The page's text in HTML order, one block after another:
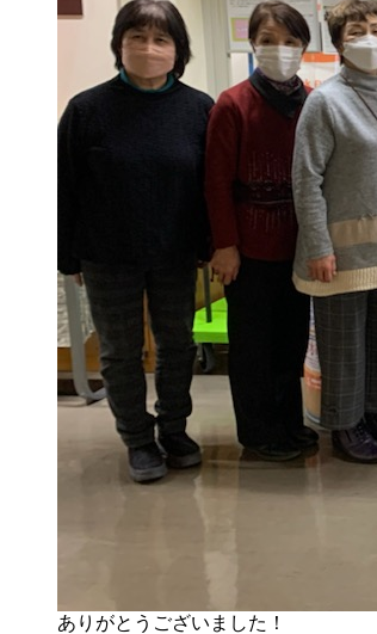
ありがとうございました！